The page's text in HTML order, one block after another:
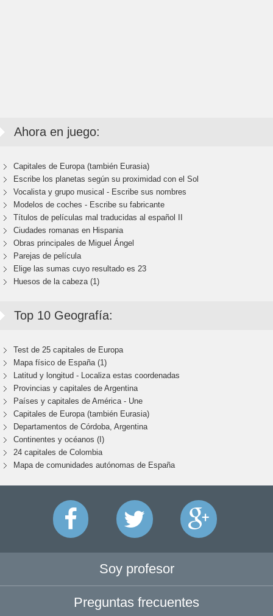
Ahora en juego:
Capitales de Europa (también Eurasia)
Escribe los planetas según su proximidad con el Sol
Vocalista y grupo musical - Escribe sus nombres
Modelos de coches - Escribe su fabricante
Títulos de películas mal traducidas al español II
Ciudades romanas en Hispania
Obras principales de Miguel Ángel
Parejas de película
Elige las sumas cuyo resultado es 23
Huesos de la cabeza (1)
Top 10 Geografía:
Test de 25 capitales de Europa
Mapa físico de España (1)
Latitud y longitud - Localiza estas coordenadas
Provincias y capitales de Argentina
Países y capitales de América - Une
Capitales de Europa (también Eurasia)
Departamentos de Córdoba, Argentina
Continentes y océanos (I)
24 capitales de Colombia
Mapa de comunidades autónomas de España
Soy profesor
Preguntas frecuentes